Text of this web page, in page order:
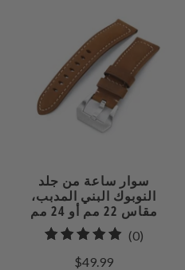
سوار ساعة من جلد
النوبوك البني المدبب،
مقاس 22 مم أو 24 مم
(0)0
$49.99